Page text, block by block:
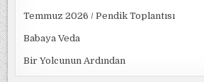
Temmuz 2026 / Pendik Toplantısı
Babaya Veda
Bir Yolcunun Ardından